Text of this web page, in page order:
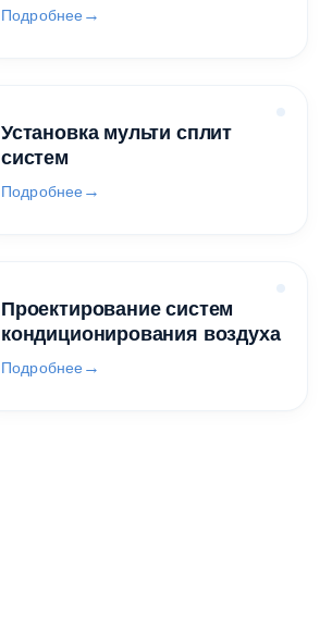
Подробнее
Установка мульти сплит
систем
Подробнее
Проектирование систем
кондиционирования воздуха
Подробнее